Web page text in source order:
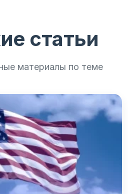
статьи
материалы по теме